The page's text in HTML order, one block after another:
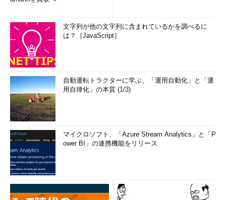
文字列が他の文字列に含まれているかを調べるに
は？［JavaScript］
自動運転トラクターに学ぶ、「運用自動化」と「運
用自律化」の本質 (1/3)
マイクロソフト、「Azure Stream Analytics」と「P
ower BI」の連携機能をリリース